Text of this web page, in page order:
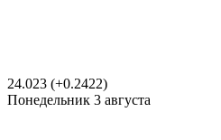
24.023 (+0.2422)
Понедельник 3 августа